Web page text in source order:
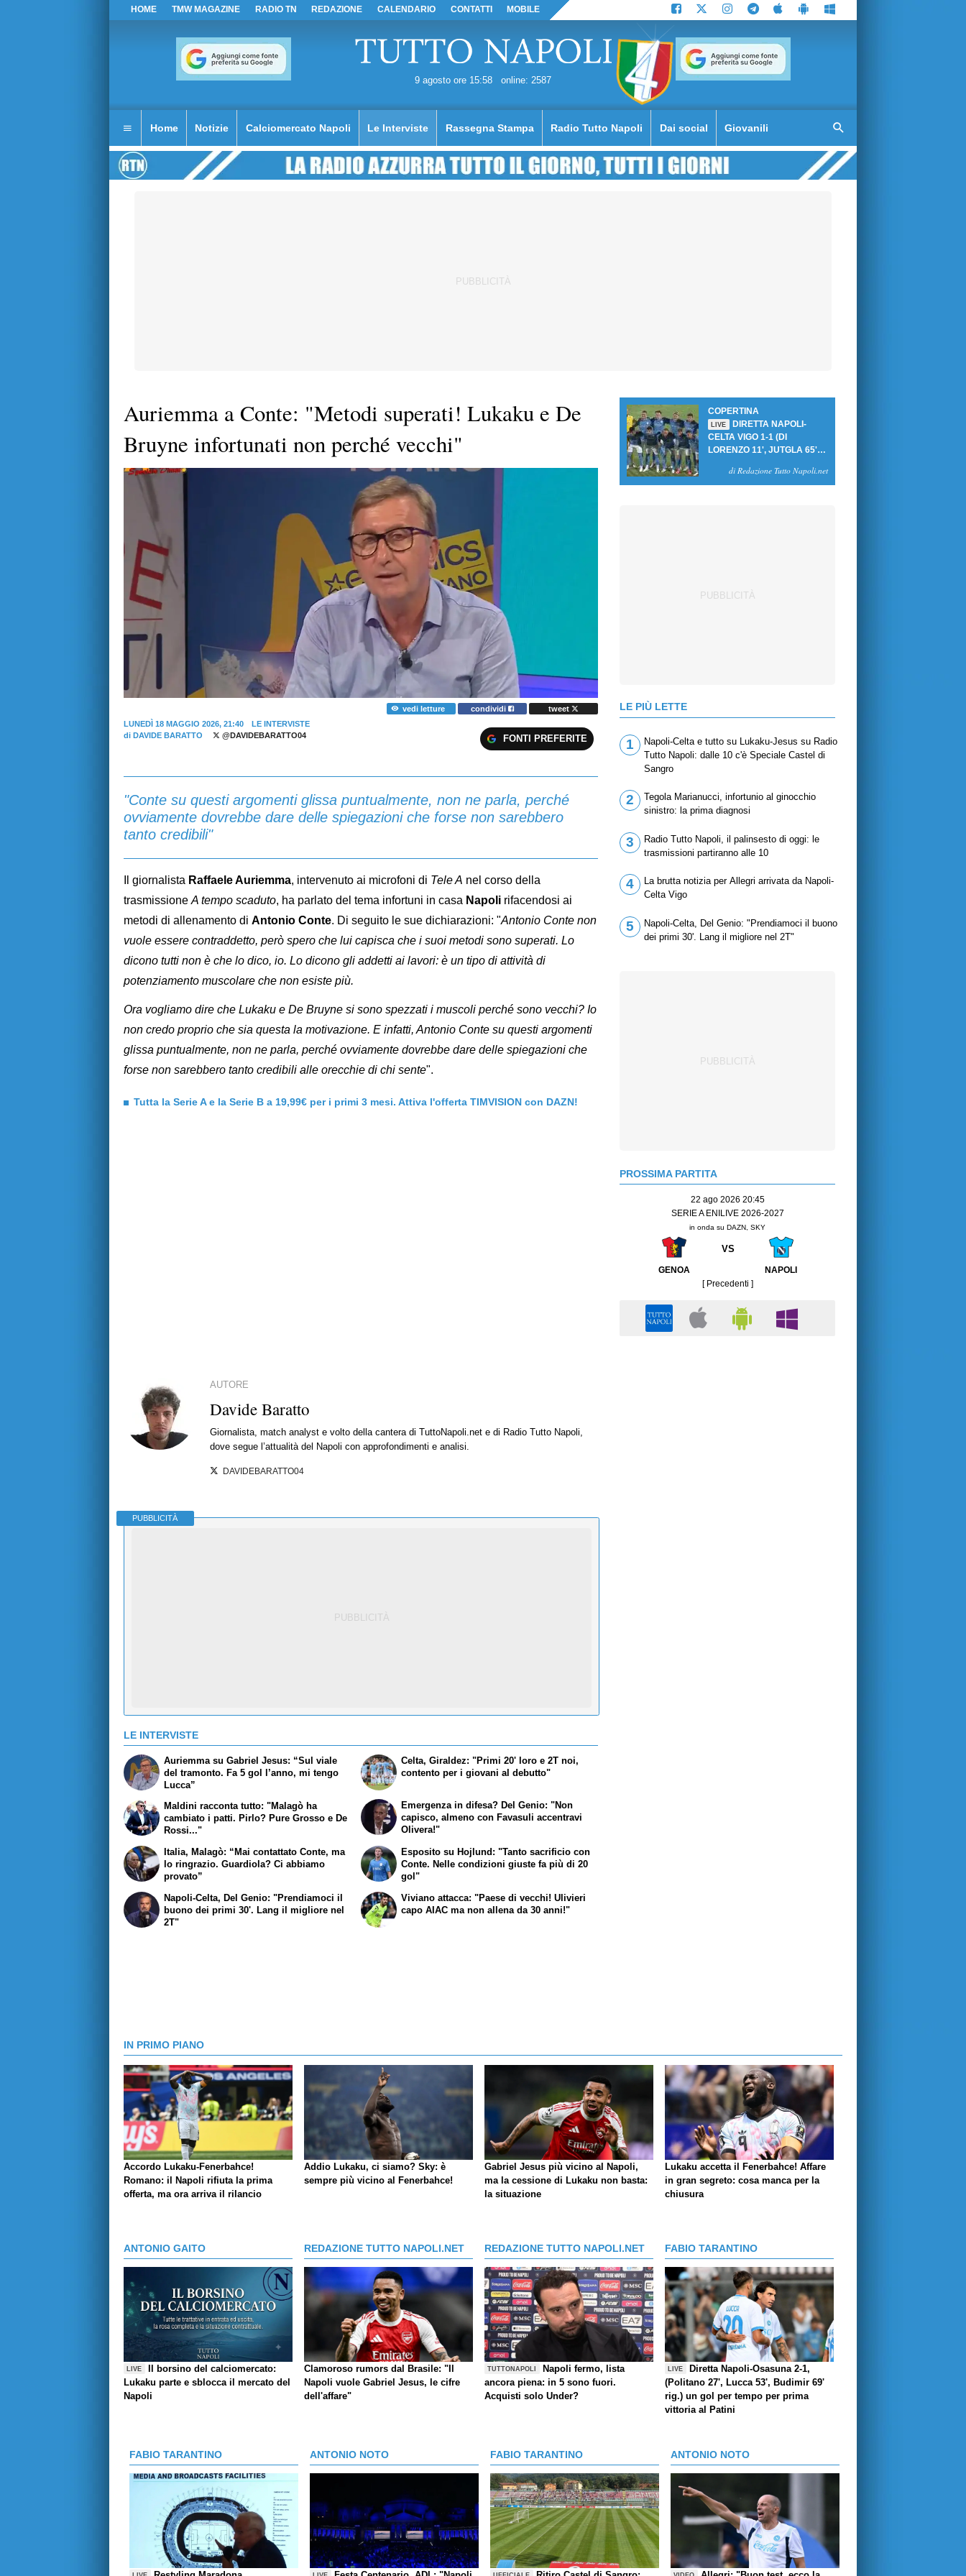
HOME TMW MAGAZINE RADIO TN REDAZIONE CALENDARIO CONTATTI MOBILE
9 agosto ore 15:58 online: 2587
Home Notizie Calciomercato Napoli Le Interviste Rassegna Stampa Radio Tutto Napoli Dai social Giovanili
Auriemma a Conte: "Metodi superati! Lukaku e De
Bruyne infortunati non perché vecchi"
vedi letture condividi
tweet
LUNEDÌ 18 MAGGIO 2026, 21:40
LE INTERVISTE
di DAVIDE BARATTO @DAVIDEBARATTO04 FONTI PREFERITE
"Conte su questi argomenti glissa puntualmente, non ne parla, perché
ovviamente dovrebbe dare delle spiegazioni che forse non sarebbero
tanto credibili"
Il giornalista Raffaele Auriemma, intervenuto ai microfoni di Tele A nel corso della
trasmissione A tempo scaduto, ha parlato del tema infortuni in casa Napoli rifacendosi ai
metodi di allenamento di Antonio Conte. Di seguito le sue dichiarazioni: "Antonio Conte non
vuole essere contraddetto, però spero che lui capisca che i suoi metodi sono superati. Lo
dicono tutti non è che lo dico, io. Lo dicono gli addetti ai lavori: è un tipo di attività di
potenziamento muscolare che non esiste più.
Ora vogliamo dire che Lukaku e De Bruyne si sono spezzati i muscoli perché sono vecchi? Io
non credo proprio che sia questa la motivazione. E infatti, Antonio Conte su questi argomenti
glissa puntualmente, non ne parla, perché ovviamente dovrebbe dare delle spiegazioni che
forse non sarebbero tanto credibili alle orecchie di chi sente".
Tutta la Serie A e la Serie B a 19,99€ per i primi 3 mesi. Attiva l'offerta TIMVISION con DAZN!
AUTORE
Davide Baratto
Giornalista, match analyst e volto della cantera di TuttoNapoli.net e di Radio Tutto Napoli,
dove segue l’attualità del Napoli con approfondimenti e analisi.
DAVIDEBARATTO04
PUBBLICITÀ
LE INTERVISTE
Auriemma su Gabriel Jesus: “Sul viale
del tramonto. Fa 5 gol l’anno, mi tengo
Lucca”
Maldini racconta tutto: "Malagò ha
cambiato i patti. Pirlo? Pure Grosso e De
Rossi..."
Celta, Giraldez: "Primi 20' loro e 2T noi,
contento per i giovani al debutto"
Emergenza in difesa? Del Genio: "Non
capisco, almeno con Favasuli accentravi
Olivera!"
Italia, Malagò: “Mai contattato Conte, ma
lo ringrazio. Guardiola? Ci abbiamo
provato”
Napoli-Celta, Del Genio: "Prendiamoci il
buono dei primi 30'. Lang il migliore nel
2T"
Esposito su Hojlund: "Tanto sacrificio con
Conte. Nelle condizioni giuste fa più di 20
gol"
Viviano attacca: "Paese di vecchi! Ulivieri
capo AIAC ma non allena da 30 anni!"
COPERTINA
LIVE
DIRETTA NAPOLI-
CELTA VIGO 1-1 (DI
LORENZO 11', JUTGLA 65'):
BRUYNE NEGA LA
di Redazione Tutto Napoli.net
LE PIÙ LETTE
1
Napoli-Celta e tutto su Lukaku-Jesus su Radio
Tutto Napoli: dalle 10 c'è Speciale Castel di
Sangro
2
Tegola Marianucci, infortunio al ginocchio
sinistro: la prima diagnosi
3
Radio Tutto Napoli, il palinsesto di oggi: le
trasmissioni partiranno alle 10
4
La brutta notizia per Allegri arrivata da Napoli-
Celta Vigo
5
Napoli-Celta, Del Genio: "Prendiamoci il buono
dei primi 30'. Lang il migliore nel 2T"
PROSSIMA PARTITA
22 ago 2026 20:45
SERIE A ENILIVE 2026-2027
in onda su DAZN, SKY
VS
GENOA
NAPOLI
[ Precedenti ]
IN PRIMO PIANO
Accordo Lukaku-Fenerbahce!
Romano: il Napoli rifiuta la prima
offerta, ma ora arriva il rilancio
Addio Lukaku, ci siamo? Sky: è
sempre più vicino al Fenerbahce!
Gabriel Jesus più vicino al Napoli,
ma la cessione di Lukaku non basta:
la situazione
Lukaku accetta il Fenerbahce! Affare
in gran segreto: cosa manca per la
chiusura
ANTONIO GAITO
LIVE
Il borsino del calciomercato:
Lukaku parte e sblocca il mercato del
Napoli
REDAZIONE TUTTO NAPOLI.NET
Clamoroso rumors dal Brasile: "Il
Napoli vuole Gabriel Jesus, le cifre
dell'affare"
REDAZIONE TUTTO NAPOLI.NET
TUTTONAPOLI
Napoli fermo, lista
ancora piena: in 5 sono fuori.
Acquisti solo Under?
FABIO TARANTINO
LIVE
Diretta Napoli-Osasuna 2-1,
(Politano 27', Lucca 53', Budimir 69'
rig.) un gol per tempo per prima
vittoria al Patini
FABIO TARANTINO ANTONIO NOTO FABIO TARANTINO ANTONIO NOTO